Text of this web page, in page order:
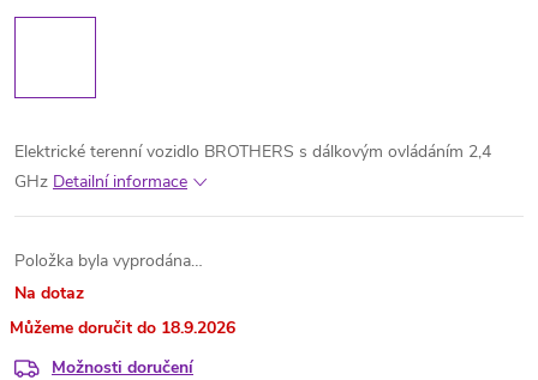
Elektrické terenní vozidlo BROTHERS s dálkovým ovládáním 2,4
GHz Detailní informace
Položka byla vyprodána…
Na dotaz
18.9.2026
Možnosti doručení